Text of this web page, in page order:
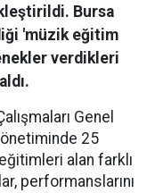
Bursa
'müzik eğitim
verdikleri
Genel
25
alan farklı
performanslarını